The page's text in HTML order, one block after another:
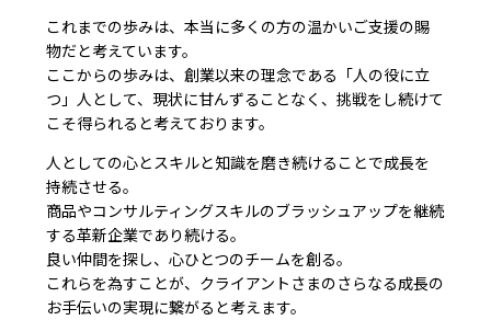
これまでの歩みは、本当に多くの方の温かいご支援の賜
物だと考えています。
ここからの歩みは、創業以来の理念である「人の役に立
つ」人として、現状に甘んずることなく、挑戦をし続けて
こそ得られると考えております。
人としての心とスキルと知識を磨き続けることで成長を
持続させる。
商品やコンサルティングスキルのブラッシュアップを継続
する革新企業であり続ける。
良い仲間を探し、心ひとつのチームを創る。
これらを為すことが、クライアントさまのさらなる成長の
お手伝いの実現に繋がると考えます。